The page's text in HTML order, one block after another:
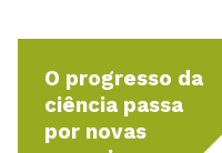
O progresso da
ciência passa
por novas